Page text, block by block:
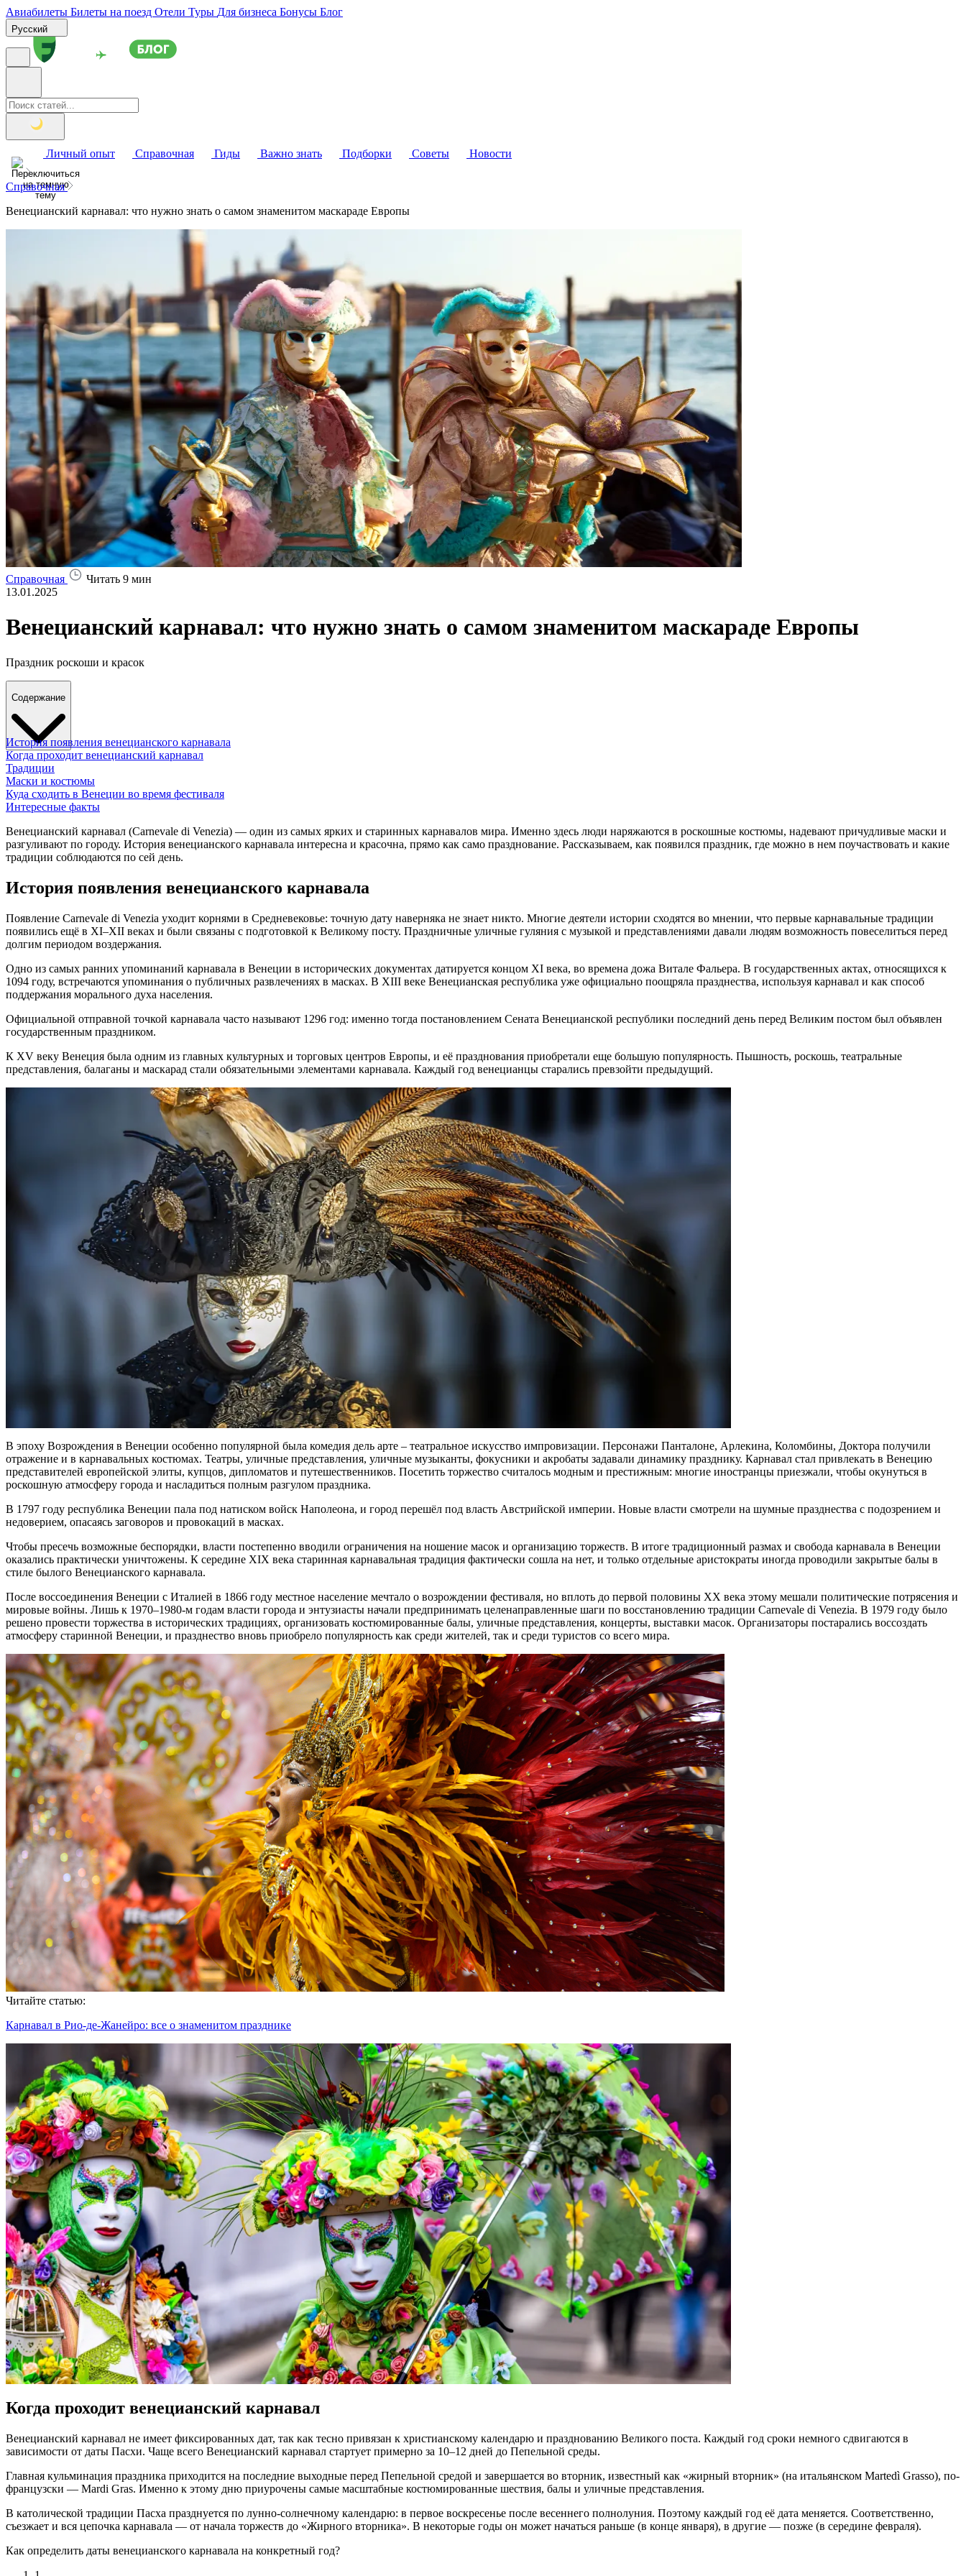
Авиабилеты Билеты на поезд Отели Туры Для бизнеса Бонусы Блог
Русский
Личный опыт Справочная Гиды Важно знать Подборки Советы Новости
Справочная
Венецианский карнавал: что нужно знать о самом знаменитом маскараде Европы
Справочная
Читать 9 мин
13.01.2025
Венецианский карнавал: что нужно знать о самом знаменитом маскараде Европы
Праздник роскоши и красок
Содержание
История появления венецианского карнавала
Когда проходит венецианский карнавал
Традиции
Маски и костюмы
Куда сходить в Венеции во время фестиваля
Интересные факты
Венецианский карнавал (Carnevale di Venezia) — один из самых ярких и старинных карнавалов мира. Именно здесь люди наряжаются в роскошные костюмы, надевают причудливые маски и
разгуливают по городу. История венецианского карнавала интересна и красочна, прямо как само празднование. Рассказываем, как появился праздник, где можно в нем поучаствовать и какие
традиции соблюдаются по сей день.
История появления венецианского карнавала
Появление Carnevale di Venezia уходит корнями в Средневековье: точную дату наверняка не знает никто. Многие деятели истории сходятся во мнении, что первые карнавальные традиции
появились ещё в XI–XII веках и были связаны с подготовкой к Великому посту. Праздничные уличные гуляния с музыкой и представлениями давали людям возможность повеселиться перед
долгим периодом воздержания.
Одно из самых ранних упоминаний карнавала в Венеции в исторических документах датируется концом XI века, во времена дожа Витале Фальера. В государственных актах, относящихся к
1094 году, встречаются упоминания о публичных развлечениях в масках. В XIII веке Венецианская республика уже официально поощряла празднества, используя карнавал и как способ
поддержания морального духа населения.
Официальной отправной точкой карнавала часто называют 1296 год: именно тогда постановлением Сената Венецианской республики последний день перед Великим постом был объявлен
государственным праздником.
К XV веку Венеция была одним из главных культурных и торговых центров Европы, и её празднования приобретали еще большую популярность. Пышность, роскошь, театральные
представления, балаганы и маскарад стали обязательными элементами карнавала. Каждый год венецианцы старались превзойти предыдущий.
В эпоху Возрождения в Венеции особенно популярной была комедия дель арте – театральное искусство импровизации. Персонажи Панталоне, Арлекина, Коломбины, Доктора получили
отражение и в карнавальных костюмах. Театры, уличные представления, уличные музыканты, фокусники и акробаты задавали динамику празднику. Карнавал стал привлекать в Венецию
представителей европейской элиты, купцов, дипломатов и путешественников. Посетить торжество считалось модным и престижным: многие иностранцы приезжали, чтобы окунуться в
роскошную атмосферу города и насладиться полным разгулом праздника.
В 1797 году республика Венеции пала под натиском войск Наполеона, и город перешёл под власть Австрийской империи. Новые власти смотрели на шумные празднества с подозрением и
недоверием, опасаясь заговоров и провокаций в масках.
Чтобы пресечь возможные беспорядки, власти постепенно вводили ограничения на ношение масок и организацию торжеств. В итоге традиционный размах и свобода карнавала в Венеции
оказались практически уничтожены. К середине XIX века старинная карнавальная традиция фактически сошла на нет, и только отдельные аристократы иногда проводили закрытые балы в
стиле былого Венецианского карнавала.
После воссоединения Венеции с Италией в 1866 году местное население мечтало о возрождении фестиваля, но вплоть до первой половины XX века этому мешали политические потрясения и
мировые войны. Лишь к 1970–1980-м годам власти города и энтузиасты начали предпринимать целенаправленные шаги по восстановлению традиции Carnevale di Venezia. В 1979 году было
решено провести торжества в исторических традициях, организовать костюмированные балы, уличные представления, концерты, выставки масок. Организаторы постарались воссоздать
атмосферу старинной Венеции, и празднество вновь приобрело популярность как среди жителей, так и среди туристов со всего мира.
Читайте статью:
Карнавал в Рио-де-Жанейро: все о знаменитом празднике
Когда проходит венецианский карнавал
Венецианский карнавал не имеет фиксированных дат, так как тесно привязан к христианскому календарю и празднованию Великого поста. Каждый год сроки немного сдвигаются в
зависимости от даты Пасхи. Чаще всего Венецианский карнавал стартует примерно за 10–12 дней до Пепельной среды.
Главная кульминация праздника приходится на последние выходные перед Пепельной средой и завершается во вторник, известный как «жирный вторник» (на итальянском Martedì Grasso), по-
французски — Mardi Gras. Именно к этому дню приурочены самые масштабные костюмированные шествия, балы и уличные представления.
В католической традиции Пасха празднуется по лунно-солнечному календарю: в первое воскресенье после весеннего полнолуния. Поэтому каждый год её дата меняется. Соответственно,
съезжает и вся цепочка карнавала — от начала торжеств до «Жирного вторника». В некоторые годы он может начаться раньше (в конце января), в другие — позже (в середине февраля).
Как определить даты венецианского карнавала на конкретный год?